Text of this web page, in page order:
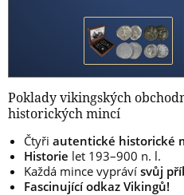
Poklady vikingských
historických mincí
Čtyři autentické historické
Historie let 193–900 n. l.
Každá mince vypráví svůj
Fascinující odkaz Vikingů!